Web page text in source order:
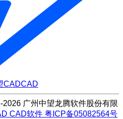
CADCAD
广州中望龙腾软件股份有限
CAD软件 粤ICP备05082564号